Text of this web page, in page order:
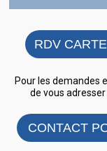
RDV
Pour les demandes
de vous
CONTACT